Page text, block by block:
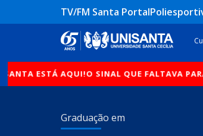
para
TV/FM Santa Portal
O SINAL QUE FALTAVA PARA VOCÊ SE
Graduação em